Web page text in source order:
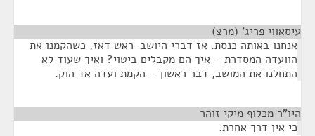
עיסאווי פריג' (מרצ)
אנחנו באותה כנסת. אז דברי היושב-ראש דאז, כשהקמנו את
הוועדה המסדרת – איך הם מקבלים ביטוי? ואיך שעוד לא
התחלנו את המושב, דבר ראשון – הקמת ועדה אד הוק.
היו"ר מכלוף מיקי זוהר
כי אין דרך אחרת.